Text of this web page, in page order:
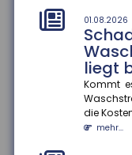
01.08.2026
liegt
Kommt
die
mehr...
mehr...
28.07.2026
für